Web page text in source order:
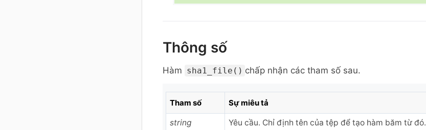
Thông số
Hàm sha1_file() chấp nhận các tham số sau.
Tham số Sự miêu tả
string
Yêu cầu. Chỉ định tên của tệp để tạo hàm băm từ đó.